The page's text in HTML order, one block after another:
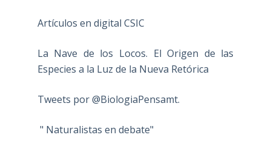
Artículos en digital CSIC
La Nave de los Locos. El Origen de las
Especies a la Luz de la Nueva Retórica
Tweets por @BiologiaPensamt.
" Naturalistas en debate"